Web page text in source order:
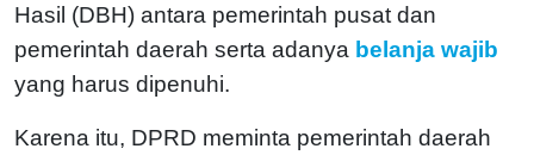
Hasil (DBH) antara pemerintah pusat dan
pemerintah daerah serta adanya belanja wajib
yang harus dipenuhi.
Karena itu, DPRD meminta pemerintah daerah